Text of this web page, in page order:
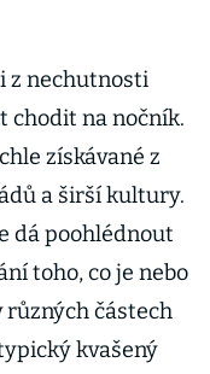
z nechutnosti
chodit na nočník.
získávané z
a širší kultury.
dá poohlédnout
toho, co je nebo
různých částech
kvašený